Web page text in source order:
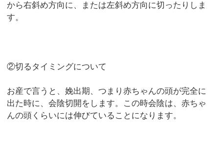
から右斜め方向に、または左斜め方向に切ったりしま
す。
②切るタイミングについて
お産で言うと、娩出期、つまり赤ちゃんの頭が完全に
出た時に、会陰切開をします。この時会陰は、赤ちゃ
んの頭くらいには伸びていることになります。